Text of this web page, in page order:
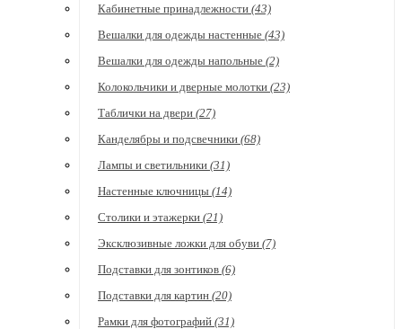
Кабинетные принадлежности (43)
Вешалки для одежды настенные (43)
Вешалки для одежды напольные (2)
Колокольчики и дверные молотки (23)
Таблички на двери (27)
Канделябры и подсвечники (68)
Лампы и светильники (31)
Настенные ключницы (14)
Столики и этажерки (21)
Эксклюзивные ложки для обуви (7)
Подставки для зонтиков (6)
Подставки для картин (20)
Рамки для фотографий (31)